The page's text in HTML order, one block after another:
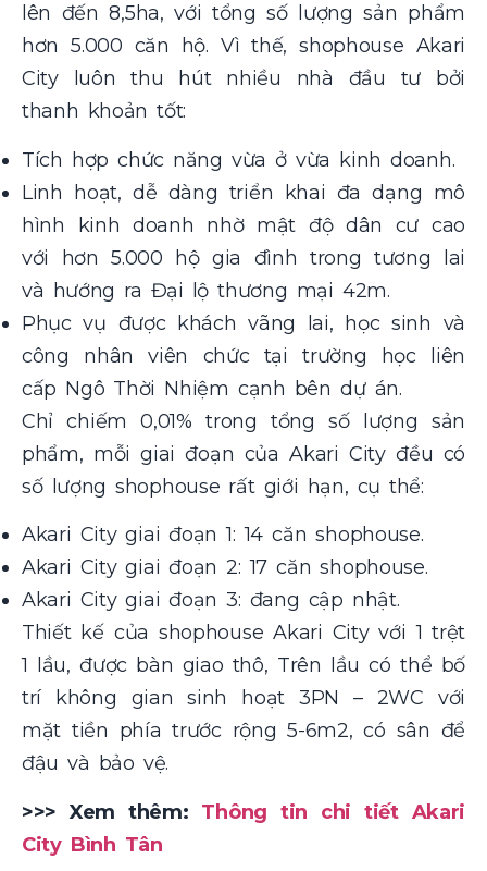
lên đến 8,5ha, với tổng số lượng sản phẩm
hơn 5.000 căn hộ. Vì thế, shophouse Akari
City luôn thu hút nhiều nhà đầu tư bởi
thanh khoản tốt:
Tích hợp chức năng vừa ở vừa kinh doanh.
Linh hoạt, dễ dàng triển khai đa dạng mô
hình kinh doanh nhờ mật độ dân cư cao
với hơn 5.000 hộ gia đình trong tương lai
và hướng ra Đại lộ thương mại 42m.
Phục vụ được khách vãng lai, học sinh và
công nhân viên chức tại trường học liên
cấp Ngô Thời Nhiệm cạnh bên dự án.
Chỉ chiếm 0,01% trong tổng số lượng sản
phẩm, mỗi giai đoạn của Akari City đều có
số lượng shophouse rất giới hạn, cụ thể:
Akari City giai đoạn 1: 14 căn shophouse.
Akari City giai đoạn 2: 17 căn shophouse.
Akari City giai đoạn 3: đang cập nhật.
Thiết kế của shophouse Akari City với 1 trệt
1 lầu, được bàn giao thô, Trên lầu có thể bố
trí không gian sinh hoạt 3PN – 2WC với
mặt tiền phía trước rộng 5-6m2, có sân để
đậu và bảo vệ.
>>> Xem thêm: Thông tin chi tiết Akari
City Bình Tân